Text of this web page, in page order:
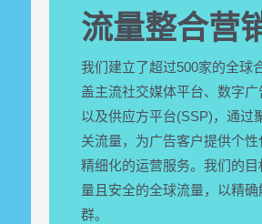
流量整合营
我们建立了超过500家的全球
盖主流社交媒体平台、数字
以及供应方平台(SSP)，通过
关流量，为广告客户提供个
精细化的运营服务。我们的
量且安全的全球流量，以精确
群。